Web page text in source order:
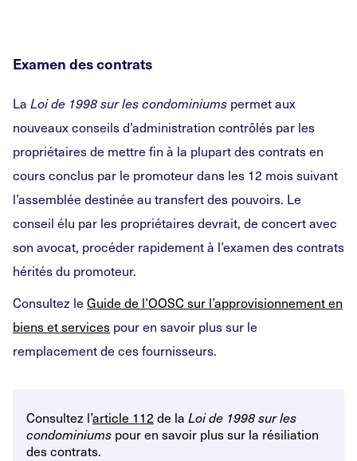
Examen des contrats
La Loi de 1998 sur les condominiums permet aux
nouveaux conseils d’administration contrôlés par les
propriétaires de mettre fin à la plupart des contrats en
cours conclus par le promoteur dans les 12 mois suivant
l’assemblée destinée au transfert des pouvoirs. Le
conseil élu par les propriétaires devrait, de concert avec
son avocat, procéder rapidement à l’examen des contrats
hérités du promoteur.
Consultez le Guide de l’OOSC sur l’approvisionnement en
biens et services pour en savoir plus sur le
remplacement de ces fournisseurs.
Consultez l’article 112de la Loi de 1998 sur les
condominiums pour en savoir plus sur la résiliation
des contrats.